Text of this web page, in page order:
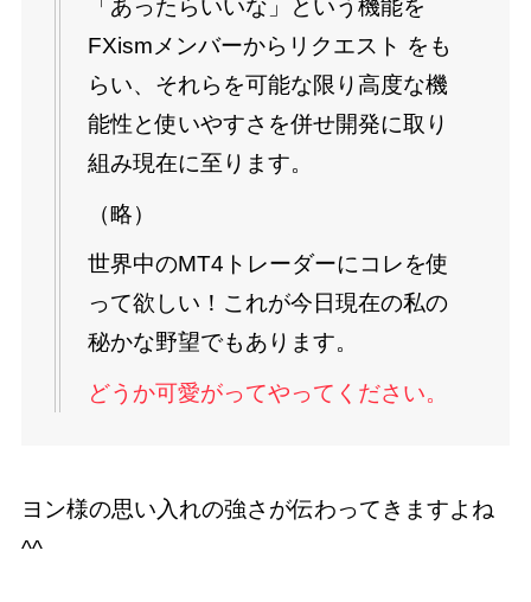
「あったらいいな」という機能を
FXismメンバーからリクエスト をも
らい、それらを可能な限り高度な機
能性と使いやすさを併せ開発に取り
組み現在に至ります。
（略）
世界中のMT4トレーダーにコレを使
って欲しい！これが今日現在の私の
秘かな野望でもあります。
どうか可愛がってやってください。
ヨン様の思い入れの強さが伝わってきますよね
^^